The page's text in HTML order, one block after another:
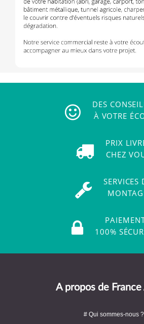
DES
À VOTRE
PRIX
CHEZ
SERVICES
100%
A propos de France
# Qui sommes-nous ?